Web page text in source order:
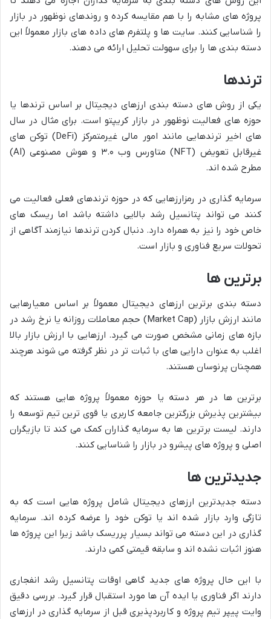
پروژه های مشابه را با هم مقایسه کرده و روندهای نوظهور در بازار
را شناسایی کنند. سایت ها و پلتفرم های داده های بازار معمولاً این
دسته بندی ها را برای سهولت تحلیل ارائه می دهند.
ترندها
یکی از روش های دسته بندی ارزهای دیجیتال بر اساس ترندها یا
حوزه های فعالیت نوظهور در بازار کریپتو است. برای مثال در سال
های اخیر ترندهایی مانند امور مالی غیرمتمرکز (DeFi) توکن های
غیرقابل تعویض (NFT) متاورس وب ۳.۰ و هوش مصنوعی (AI)
مطرح شده اند.
سرمایه گذاری در رمزارزهایی که در حوزه ترندهای فعلی فعالیت می
کنند می تواند پتانسیل رشد بالایی داشته باشد اما ریسک های
خاص خود را نیز به همراه دارد. دنبال کردن ترندها نیازمند آگاهی از
تحولات سریع فناوری و بازار است.
برترین ها
دسته بندی برترین ارزهای دیجیتال معمولاً بر اساس معیارهایی
مانند ارزش بازار (Market Cap) حجم معاملات روزانه یا نرخ رشد در
بازه های زمانی مشخص صورت می گیرد. ارزهایی با ارزش بازار بالا
اغلب به عنوان دارایی های با ثبات تر در نظر گرفته می شوند هرچند
همچنان پرنوسان هستند.
برترین ها در هر دسته یا حوزه معمولاً پروژه هایی هستند که
بیشترین پذیرش بزرگترین جامعه کاربری یا قوی ترین تیم توسعه را
دارند. لیست برترین ها به سرمایه گذاران کمک می کند تا بازیگران
اصلی و پروژه های پیشرو در بازار را شناسایی کنند.
جدیدترین ها
دسته جدیدترین ارزهای دیجیتال شامل پروژه هایی است که به
تازگی وارد بازار شده اند یا توکن خود را عرضه کرده اند. سرمایه
گذاری در این دسته می تواند بسیار پرریسک باشد زیرا این پروژه ها
هنوز اثبات نشده اند و سابقه قیمتی کمی دارند.
با این حال پروژه های جدید گاهی اوقات پتانسیل رشد انفجاری
دارند اگر فناوری یا ایده آن ها مورد استقبال قرار گیرد. بررسی دقیق
وایت پیپر تیم پروژه و کاربردپذیری قبل از سرمایه گذاری در ارزهای